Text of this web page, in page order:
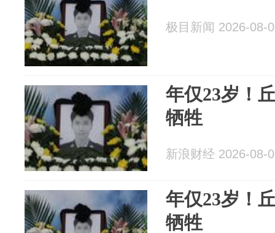
极目新闻 2026-08-
年仅23岁！
牺牲
新浪财经 2026-08-
年仅23岁！
牺牲